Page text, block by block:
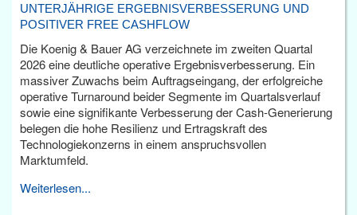
UNTERJÄHRIGE ERGEBNISVERBESSERUNG UND
POSITIVER FREE CASHFLOW
Die Koenig & Bauer AG verzeichnete im zweiten Quartal
2026 eine deutliche operative Ergebnisverbesserung. Ein
massiver Zuwachs beim Auftragseingang, der erfolgreiche
operative Turnaround beider Segmente im Quartalsverlauf
sowie eine signifikante Verbesserung der Cash-Generierung
belegen die hohe Resilienz und Ertragskraft des
Technologiekonzerns in einem anspruchsvollen
Marktumfeld.
Weiterlesen...